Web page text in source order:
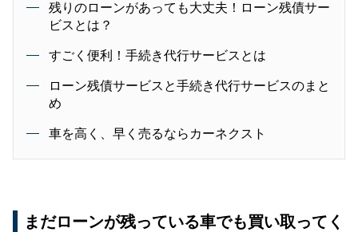
残りのローンがあっても大丈夫！ローン残債サー
ビスとは？
すごく便利！手続き代行サービスとは
ローン残債サービスと手続き代行サービスのまと
め
車を高く、早く売るならカーネクスト
まだローンが残っている車でも買い取ってく